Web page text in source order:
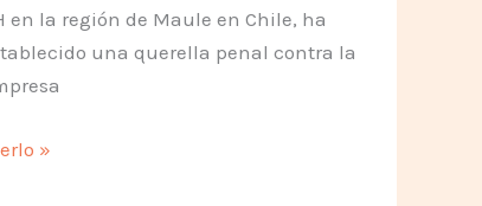
en la región de Maule en Chile, ha
una querella penal contra la
»